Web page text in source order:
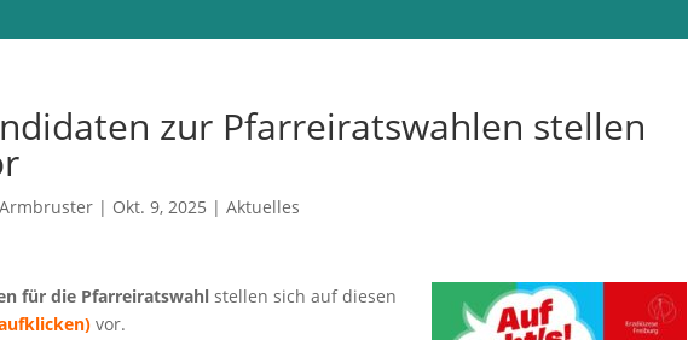
zur Pfarreiratswahlen stellen
| Okt. 9, 2025 | Aktuelles
für die Pfarreiratswahlstellen sich auf diesen
vor.